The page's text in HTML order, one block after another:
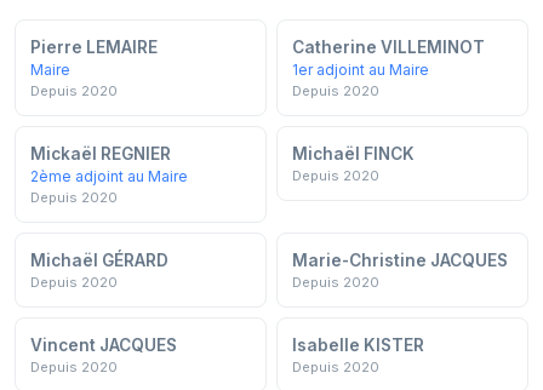
Pierre LEMAIRE
Maire
Depuis 2020
Catherine VILLEMINOT
1er adjoint au Maire
Depuis 2020
Mickaël REGNIER
2ème adjoint au Maire
Depuis 2020
Michaël FINCK
Depuis 2020
Michaël GÉRARD
Depuis 2020
Marie-Christine JACQUES
Depuis 2020
Vincent JACQUES
Depuis 2020
Isabelle KISTER
Depuis 2020